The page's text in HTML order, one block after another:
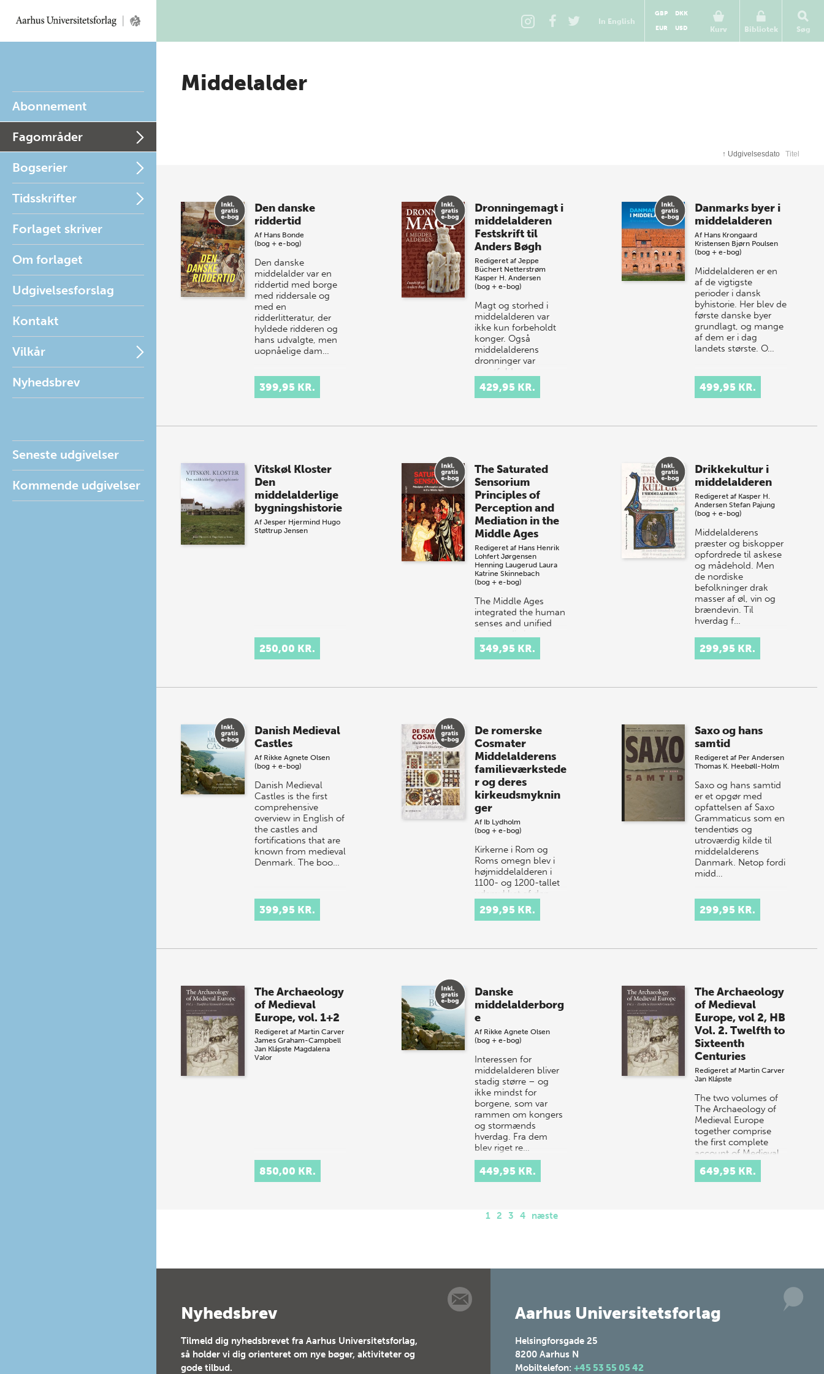
In English
Kurv
GBP
DKK
EUR
USD Bibliotek Søg
Abonnement
Fagområder
Bogserier
Tidsskrifter
Forlaget skriver
Om forlaget
Udgivelsesforslag
Kontakt
Vilkår
Nyhedsbrev
Seneste udgivelser
Kommende udgivelser
Middelalder
↑ Udgivelsesdato Titel
Den danske
riddertid
Af Hans Bonde
(bog + e-bog)
Den danske
middelalder var en
riddertid med borge
med riddersale og
med en
ridderlitteratur, der
hyldede ridderen og
hans udvalgte, men
uopnåelige dam…
399,95 KR.
Dronningemagt i
middelalderen
Festskrift til
Anders Bøgh
Redigeret af Jeppe
Büchert Netterstrøm
Kasper H. Andersen
(bog + e-bog)
Magt og storhed i
middelalderen var
ikke kun forbeholdt
konger. Også
middelalderens
dronninger var
magtfulde og
handlekraftige. Ofte
udøvede dronninge…
429,95 KR.
Danmarks byer i
middelalderen
Af Hans Krongaard
Kristensen Bjørn Poulsen
(bog + e-bog)
Middelalderen er en
af de vigtigste
perioder i dansk
byhistorie. Her blev de
første danske byer
grundlagt, og mange
af dem er i dag
landets største. O…
499,95 KR.
Vitskøl Kloster
Den
middelalderlige
bygningshistorie
Af Jesper Hjermind Hugo
Støttrup Jensen
250,00 KR.
The Saturated
Sensorium
Principles of
Perception and
Mediation in the
Middle Ages
Redigeret af Hans Henrik
Lohfert Jørgensen
Henning Laugerud Laura
Katrine Skinnebach
(bog + e-bog)
The Middle Ages
integrated the human
senses and unified
their media into a
culture of saturated
sensation. The
349,95 KR.
Drikkekultur i
middelalderen
Redigeret af Kasper H.
Andersen Stefan Pajung
(bog + e-bog)
Middelalderens
præster og biskopper
opfordrede til askese
og mådehold. Men
de nordiske
befolkninger drak
masser af øl, vin og
brændevin. Til
hverdag f…
299,95 KR.
Danish Medieval
Castles
Af Rikke Agnete Olsen
(bog + e-bog)
Danish Medieval
Castles is the first
comprehensive
overview in English of
the castles and
fortifications that are
known from medieval
Denmark. The boo…
399,95 KR.
De romerske
Cosmater
Middelalderens
familieværkstede
r og deres
kirkeudsmyknin
ger
Af Ib Lydholm
(bog + e-bog)
Kirkerne i Rom og
Roms omegn blev i
højmiddelalderen i
1100- og 1200-tallet
udsmykket af den
gruppe sten- og
billedhuggere, vi i dag
299,95 KR.
Saxo og hans
samtid
Redigeret af Per Andersen
Thomas K. Heebøll-Holm
Saxo og hans samtid
er et opgør med
opfattelsen af Saxo
Grammaticus som en
tendentiøs og
utroværdig kilde til
middelalderens
Danmark. Netop fordi
midd…
299,95 KR.
The Archaeology
of Medieval
Europe, vol. 1+2
Redigeret af Martin Carver
James Graham-Campbell
Jan Klápste Magdalena
Valor
850,00 KR.
Danske
middelalderborg
e
Af Rikke Agnete Olsen
(bog + e-bog)
Interessen for
middelalderen bliver
stadig større ­– og
ikke mindst for
borgene, som var
rammen om kongers
og stormænds
hverdag. Fra dem
blev riget re…
449,95 KR.
The Archaeology
of Medieval
Europe, vol 2, HB
Vol. 2. Twelfth to
Sixteenth
Centuries
Redigeret af Martin Carver
Jan Klápste
The two volumes of
The Archaeology of
Medieval Europe
together comprise
the first complete
account of Medieval
the continent. This…
649,95 KR.
1 2 3 4 næste
Nyhedsbrev
Tilmeld dig nyhedsbrevet fra Aarhus Universitetsforlag,
så holder vi dig orienteret om nye bøger, aktiviteter og
gode tilbud.
Aarhus Universitetsforlag
Helsingforsgade 25
8200 Aarhus N
Mobiltelefon: +45 53 55 05 42